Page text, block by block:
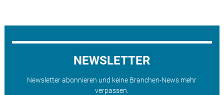
NEWSLETTER
Newsletter abonnieren und keine Branchen-News mehr
verpassen.